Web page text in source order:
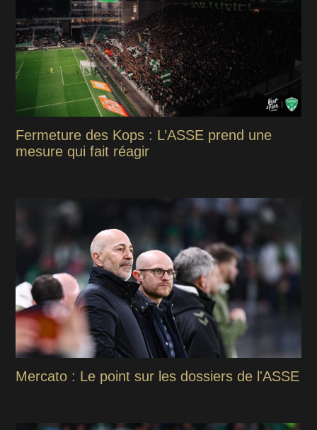
Fermeture des Kops : L’ASSE prend une
mesure qui fait réagir
Mercato : Le point sur les dossiers de l'ASSE